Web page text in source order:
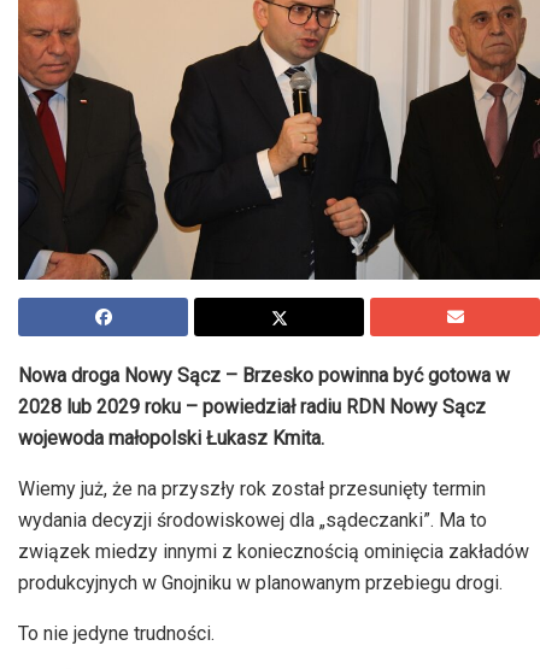
Nowa droga Nowy Sącz – Brzesko powinna być gotowa w
2028 lub 2029 roku – powiedział radiu RDN Nowy Sącz
wojewoda małopolski Łukasz Kmita.
Wiemy już, że na przyszły rok został przesunięty termin
wydania decyzji środowiskowej dla „sądeczanki”. Ma to
związek miedzy innymi z koniecznością ominięcia zakładów
produkcyjnych w Gnojniku w planowanym przebiegu drogi.
To nie jedyne trudności.